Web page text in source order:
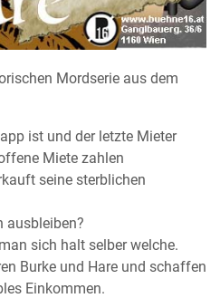
Mordserie aus dem
ist und der letzte Mieter
Miete zahlen
seine sterblichen
ausbleiben?
sich halt selber welche.
Burke und Hare und schaffen
Einkommen.